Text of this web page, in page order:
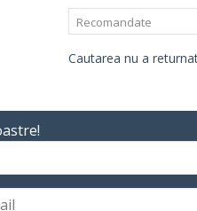
Recomandate
Cautarea nu a